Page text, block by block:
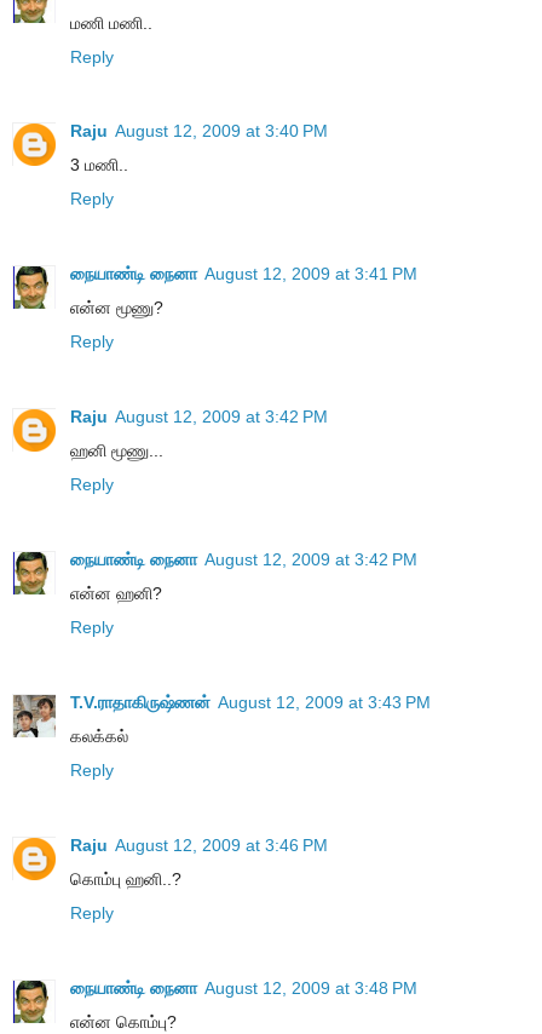
மணி மணி..
Reply
Raju August 12, 2009 at 3:40 PM
3 மணி..
Reply
நையாண்டி நைனா August 12, 2009 at 3:41 PM
என்ன மூணு?
Reply
Raju August 12, 2009 at 3:42 PM
ஹனி மூணு...
Reply
நையாண்டி நைனா August 12, 2009 at 3:42 PM
என்ன ஹனி?
Reply
T.V.ராதாகிருஷ்ணன் August 12, 2009 at 3:43 PM
கலக்கல்
Reply
Raju August 12, 2009 at 3:46 PM
கொம்பு ஹனி..?
Reply
நையாண்டி நைனா August 12, 2009 at 3:48 PM
என்ன கொம்பு?